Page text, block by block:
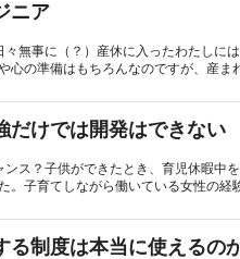
ニア
無事に（？）産休に入ったわたしに
心の準備はもちろんなのですが、産ま
だけでは開発はできない
ス？子供ができたとき、育児休暇中
。子育てしながら働いている女性の経
る制度は本当に使えるの